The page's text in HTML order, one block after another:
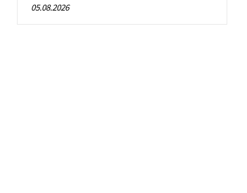
05.08.2026